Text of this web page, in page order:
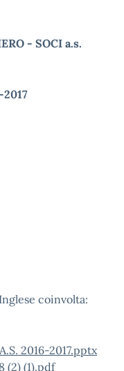
- SOCI a.s.
2017
coinvolta:
2016-2017.pptx
(2) (1).pdf